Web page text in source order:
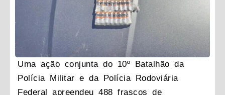
Uma ação conjunta do 10º Batalhão da
Polícia Militar e da Polícia Rodoviária
Federal apreendeu 488 frascos de